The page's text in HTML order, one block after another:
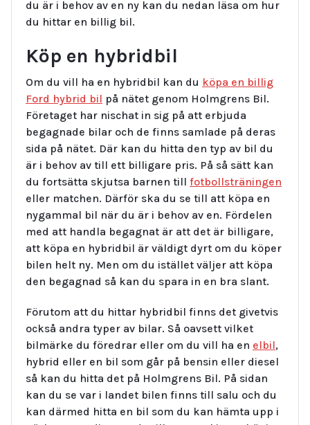
du är i behov av en ny kan du nedan läsa om hur
du hittar en billig bil.
Köp en hybridbil
Om du vill ha en hybridbil kan du köpa en billig
Ford hybrid bil på nätet genom Holmgrens Bil.
Företaget har nischat in sig på att erbjuda
begagnade bilar och de finns samlade på deras
sida på nätet. Där kan du hitta den typ av bil du
är i behov av till ett billigare pris. På så sätt kan
du fortsätta skjutsa barnen till fotbollsträningen
eller matchen. Därför ska du se till att köpa en
nygammal bil när du är i behov av en. Fördelen
med att handla begagnat är att det är billigare,
att köpa en hybridbil är väldigt dyrt om du köper
bilen helt ny. Men om du istället väljer att köpa
den begagnad så kan du spara in en bra slant.
Förutom att du hittar hybridbil finns det givetvis
också andra typer av bilar. Så oavsett vilket
bilmärke du föredrar eller om du vill ha en elbil,
hybrid eller en bil som går på bensin eller diesel
så kan du hitta det på Holmgrens Bil. På sidan
kan du se var i landet bilen finns till salu och du
kan därmed hitta en bil som du kan hämta upp i